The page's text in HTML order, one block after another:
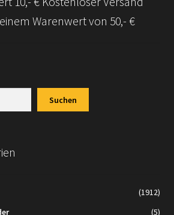
Warenwert von 50,- €
Suchen
(1912)
(5)